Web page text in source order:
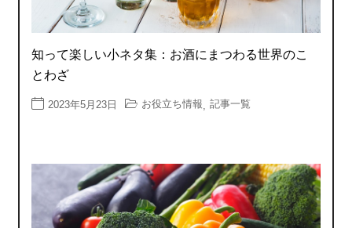
知って楽しい小ネタ集：お酒にまつわる世界のこ
とわざ
2023年5月23日 お役立ち情報, 記事一覧